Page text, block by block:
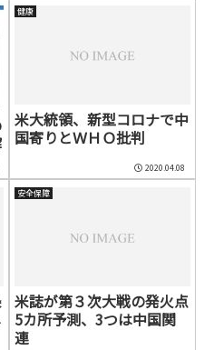
健康
米大統領、新型コロナで中
国寄りとＷＨＯ批判
2020.04.08
安全保障
米誌が第３次大戦の発火点
5カ所予測、3つは中国関
連